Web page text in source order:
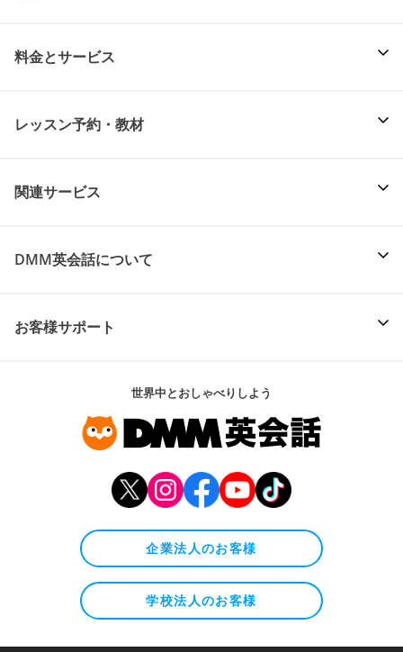
料金とサービス
レッスン予約・教材
関連サービス
DMM英会話について
お客様サポート
世界中とおしゃべりしよう
企業法人のお客様
学校法人のお客様